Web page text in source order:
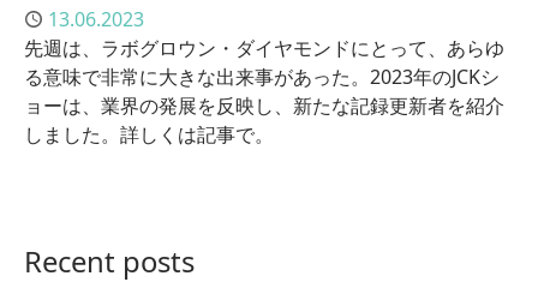
Published
13.06.2023
先週は、ラボグロウン・ダイヤモンドにとって、あらゆ
る意味で非常に大きな出来事があった。2023年のJCKシ
ョーは、業界の発展を反映し、新たな記録更新者を紹介
しました。詳しくは記事で。
Recent posts